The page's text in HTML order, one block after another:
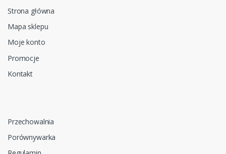
Strona główna
Mapa sklepu
Moje konto
Promocje
Kontakt
Przechowalnia
Porównywarka